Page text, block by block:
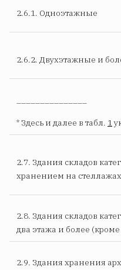
2.6.1. Одноэтажные
2.6.2. Двухэтажные и
* Здесь и далее в табл. 1
2.7. Здания складов
хранением на
2.8. Здания складов
два этажа и более
2.9. Здания хранения